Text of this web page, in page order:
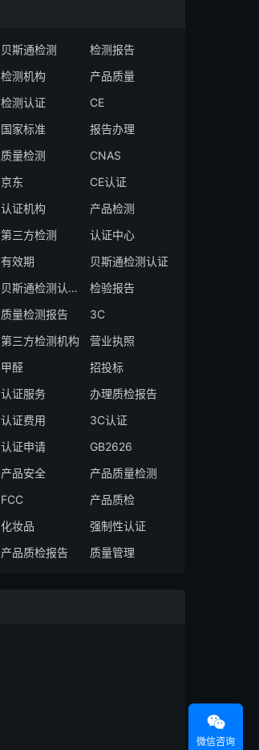
贝斯通检测
检测报告
检测机构
产品质量
检测认证
CE
国家标准
报告办理
质量检测
CNAS
京东
CE认证
认证机构
产品检测
第三方检测
认证中心
有效期
贝斯通检测认证
贝斯通检测认证中心
检验报告
质量检测报告
3C
第三方检测机构
营业执照
甲醛
招投标
认证服务
办理质检报告
认证费用
3C认证
认证申请
GB2626
产品安全
产品质量检测
FCC
产品质检
化妆品
强制性认证
产品质检报告 质量管理

微信咨询